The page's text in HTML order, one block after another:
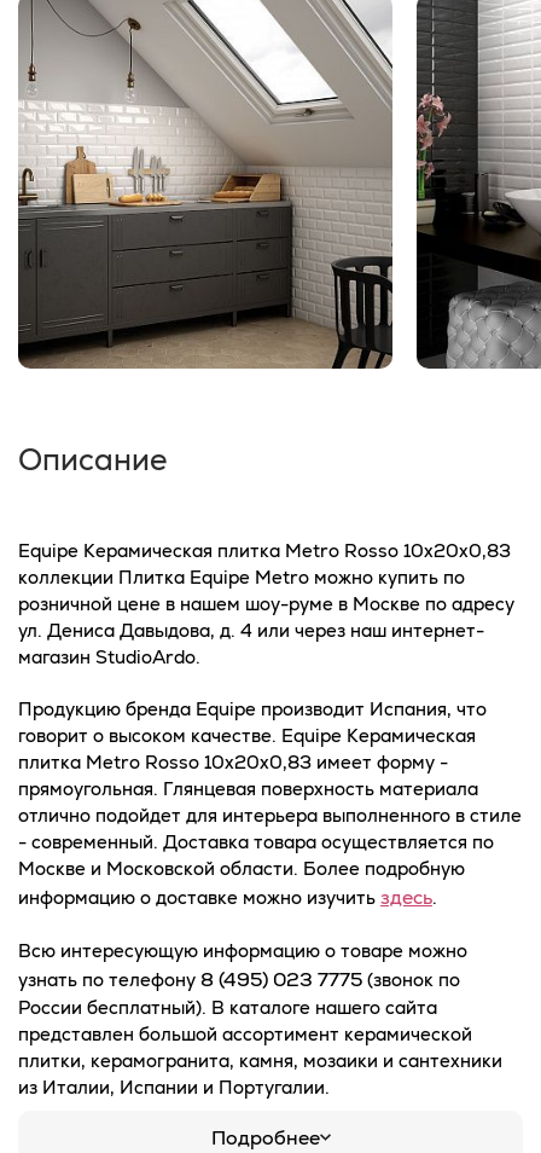
Описание
Equipe Керамическая плитка Metro Rosso 10x20x0,83
коллекции Плитка Equipe Metro можно купить по
розничной цене в нашем шоу-руме в Москве по адресу
ул. Дениса Давыдова, д. 4 или через наш интернет-
магазин StudioArdo.
Продукцию бренда Equipe производит Испания, что
говорит о высоком качестве. Equipe Керамическая
плитка Metro Rosso 10x20x0,83 имеет форму -
прямоугольная. Глянцевая поверхность материала
отлично подойдет для интерьера выполненного в стиле
- современный. Доставка товара осуществляется по
Москве и Московской области. Более подробную
информацию о доставке можно изучить здесь.
Всю интересующую информацию о товаре можно
узнать по телефону 8 (495) 023 7775 (звонок по
России бесплатный). В каталоге нашего сайта
представлен большой ассортимент керамической
плитки, керамогранита, камня, мозаики и сантехники
из Италии, Испании и Португалии.
Подробнее